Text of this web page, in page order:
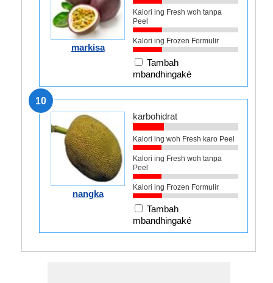
markisa
Kalori ing Fresh woh tanpa
Peel
Kalori ing Frozen Formulir
Tambah
mbandhingaké
10
nangka
karbohidrat
Kalori ing woh Fresh karo Peel
Kalori ing Fresh woh tanpa
Peel
Kalori ing Frozen Formulir
Tambah
mbandhingaké